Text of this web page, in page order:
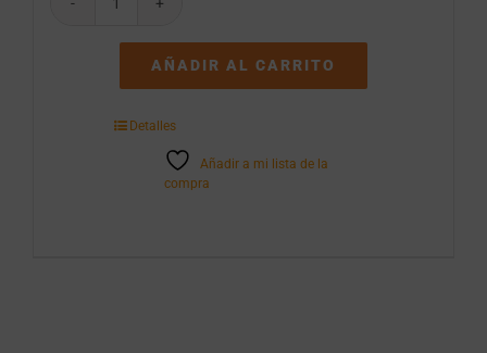
Ron
Añejo
cantidad
AÑADIR AL CARRITO
Detalles
Añadir a mi lista de la
compra